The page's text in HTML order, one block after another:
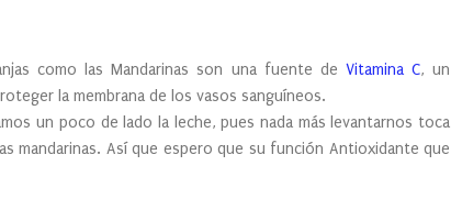
como las Mandarinas son una fuente de Vitamina C, un
la membrana de los vasos sanguíneos.
un poco de lado la leche, pues nada más levantarnos toca
mandarinas. Así que espero que su función Antioxidante que